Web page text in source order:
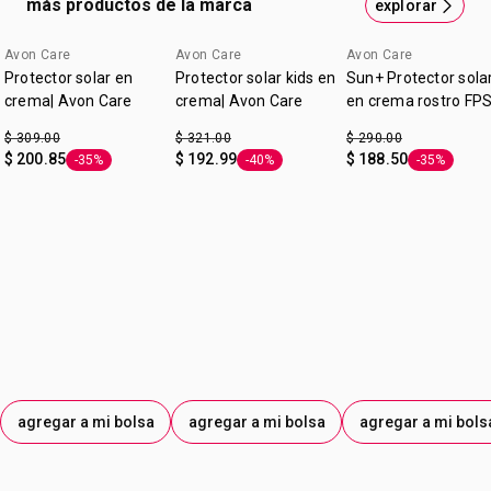
más productos de la marca explorar
Avon Care
Protector solar en
crema| Avon Care
$ 309.00
$ 200.85 Etiqueta -35%
-35%
agregar a mi bolsa
Avon Care
Protector solar kids en
crema| Avon Care
$ 321.00
$ 192.99 Etiqueta -40%
-40%
agregar a mi bolsa
Avon Care
Sun+ Protector
en crema rostro
$ 290.00
$ 188.50 Etiqueta -
-35%
agregar a mi